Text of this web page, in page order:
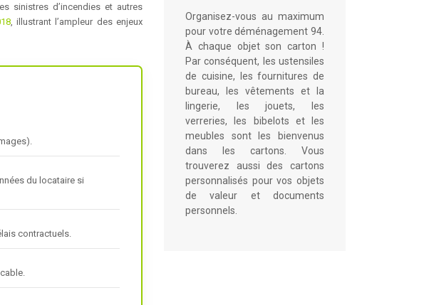
sinistres d’incendies et autres
, illustrant l’ampleur des enjeux
du locataire si
contractuels.
Organisez-vous au maximum
pour votre déménagement 94.
À chaque objet son carton !
Par conséquent, les ustensiles
de cuisine, les fournitures de
bureau, les vêtements et la
lingerie, les jouets, les
verreries, les bibelots et les
meubles sont les bienvenus
dans les cartons. Vous
trouverez aussi des cartons
personnalisés pour vos objets
de valeur et documents
personnels.